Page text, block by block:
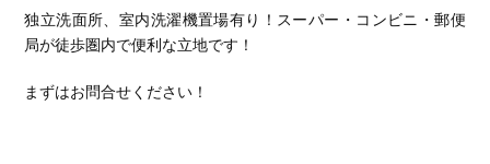
独立洗面所、室内洗濯機置場有り！スーパー・コンビニ・郵便
局が徒歩圏内で便利な立地です！
まずはお問合せください！